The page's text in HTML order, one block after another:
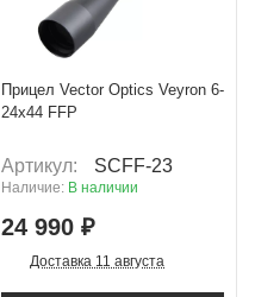
+ 1 249 Б
Прицел Vector Optics Veyron 6-
24x44 FFP
Артикул: SCFF-23
Наличие: В наличии
24 990 ₽
Доставка 11 августа